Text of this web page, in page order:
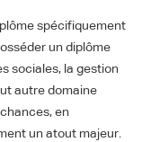
spécifiquement
un diplôme
sociales, la gestion
autre domaine
en
un atout majeur.